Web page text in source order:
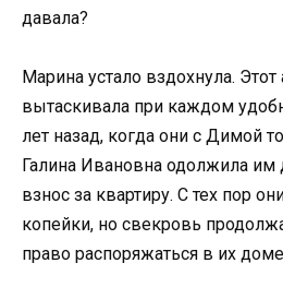
давала?
Марина устало вздохнула.
вытаскивала при каждом
лет назад, когда они с Димой
Галина Ивановна одолжила им
взнос за квартиру. С тех пор
копейки, но свекровь
право распоряжаться в их